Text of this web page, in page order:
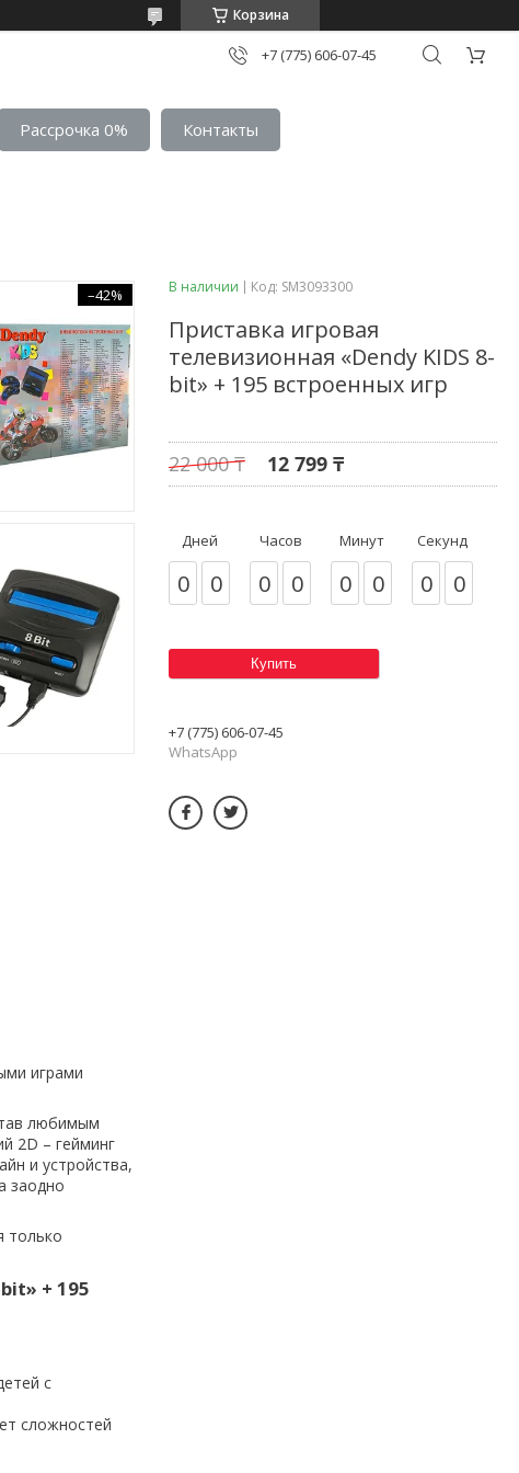
Корзина
+7 (775) 606-07-45
Рассрочка 0%
Контакты
–42%
играми
любимым
2D – гейминг
и устройства,
заодно
только
+ 195
с
сложностей
В наличии Код: SM3093300
Приставка игровая
телевизионная «Dendy KIDS 8-
bit» + 195 встроенных игр
22 000 ₸ 12 799 ₸
Дней
0 0
Часов
0 0
Минут
0 0
Секунд
0 0
Купить
+7 (775) 606-07-45
WhatsApp